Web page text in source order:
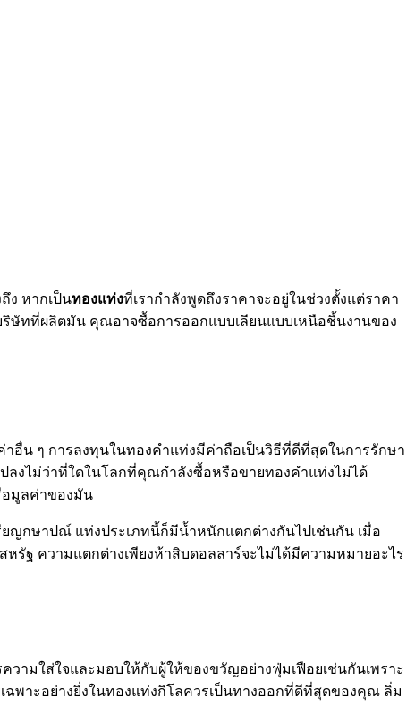
ง หากเป็นทองแท่งที่เรากำลังพูดถึงราคาจะอยู่ในช่วงตั้งแต่ราคา
ษัทที่ผลิตมัน คุณอาจซื้อการออกแบบเลียนแบบเหนือชิ้นงานของ
อื่น ๆ การลงทุนในทองคำแท่งมีค่าถือเป็นวิธีที่ดีที่สุดในการรักษา
ลงไม่ว่าที่ใดในโลกที่คุณกำลังซื้อหรือขายทองคำแท่งไม่ได้
อมูลค่าของมัน
ญกษาปณ์ แท่งประเภทนี้ก็มีน้ำหนักแตกต่างกันไปเช่นกัน เมื่อ
ฐ ความแตกต่างเพียงห้าสิบดอลลาร์จะไม่ได้มีความหมายอะไร
ามใส่ใจและมอบให้กับผู้ให้ของขวัญอย่างฟุ่มเฟือยเช่นกันเพราะ
าะอย่างยิ่งในทองแท่งกิโลควรเป็นทางออกที่ดีที่สุดของคุณ ลิ่ม